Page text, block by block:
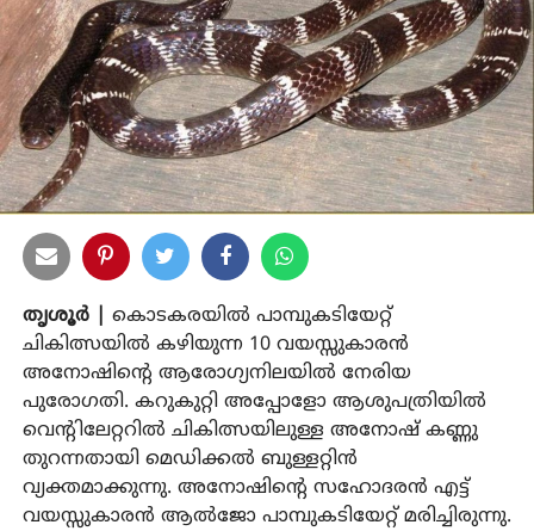
തൃശൂര്‍ |
കൊടകരയില്‍ പാമ്പുകടിയേറ്റ്
ചികിത്സയില്‍ കഴിയുന്ന 10 വയസ്സുകാരന്‍
അനോഷിന്റെ ആരോഗ്യനിലയില്‍ നേരിയ
പുരോഗതി. കറുകുറ്റി അപ്പോളോ ആശുപത്രിയില്‍
വെന്റിലേറ്ററില്‍ ചികിത്സയിലുള്ള അനോഷ് കണ്ണു
തുറന്നതായി മെഡിക്കല്‍ ബുള്ളറ്റിന്‍
വ്യക്തമാക്കുന്നു. അനോഷിന്റെ സഹോദരന്‍ എട്ട്
വയസ്സുകാരന്‍ ആല്‍ജോ പാമ്പുകടിയേറ്റ് മരിച്ചിരുന്നു.